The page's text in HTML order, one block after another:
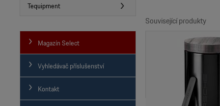
Související produkty
Tequipment
Magazín Select
Vyhledávač příslušenství
Kontakt